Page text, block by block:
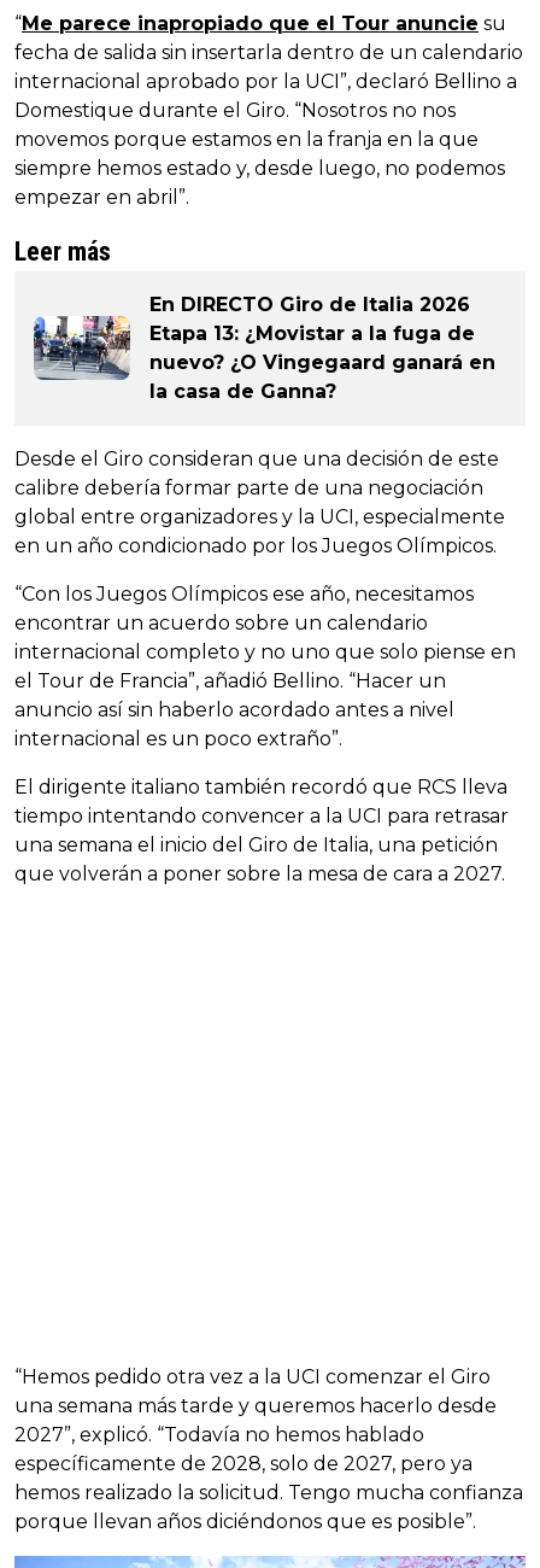
“Me parece inapropiado que el Tour anuncie su
fecha de salida sin insertarla dentro de un calendario
internacional aprobado por la UCI”, declaró Bellino a
Domestique durante el Giro. “Nosotros no nos
movemos porque estamos en la franja en la que
siempre hemos estado y, desde luego, no podemos
empezar en abril”.
Leer más
En DIRECTO Giro de Italia 2026
Etapa 13: ¿Movistar a la fuga de
nuevo? ¿O Vingegaard ganará en
la casa de Ganna?
Desde el Giro consideran que una decisión de este
calibre debería formar parte de una negociación
global entre organizadores y la UCI, especialmente
en un año condicionado por los Juegos Olímpicos.
“Con los Juegos Olímpicos ese año, necesitamos
encontrar un acuerdo sobre un calendario
internacional completo y no uno que solo piense en
el Tour de Francia”, añadió Bellino. “Hacer un
anuncio así sin haberlo acordado antes a nivel
internacional es un poco extraño”.
El dirigente italiano también recordó que RCS lleva
tiempo intentando convencer a la UCI para retrasar
una semana el inicio del Giro de Italia, una petición
que volverán a poner sobre la mesa de cara a 2027.
“Hemos pedido otra vez a la UCI comenzar el Giro
una semana más tarde y queremos hacerlo desde
2027”, explicó. “Todavía no hemos hablado
específicamente de 2028, solo de 2027, pero ya
hemos realizado la solicitud. Tengo mucha confianza
porque llevan años diciéndonos que es posible”.